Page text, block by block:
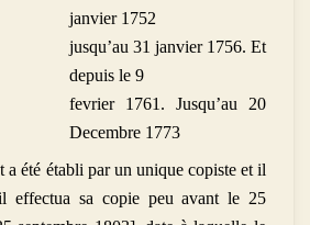
janvier 1752
jusqu’au 31 janvier 1756. Et
depuis le 9
fevrier 1761. Jusqu’au 20
Decembre 1773
a été établi par un unique copiste et il
effectua sa copie peu avant le 25